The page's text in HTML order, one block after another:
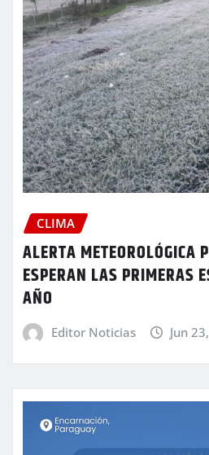
CLIMA
ALERTA METEOROLÓGICA
ESPERAN LAS PRIMERAS
AÑO
Editor Noticias Jun